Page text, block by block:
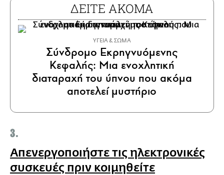
ΔΕΙΤΕ ΑΚΟΜΑ
ΥΓΕΙΑ & ΣΩΜΑ
Σύνδρομο Εκρηγνυόμενης
Κεφαλής: Μια ενοχλητική
διαταραχή του ύπνου που ακόμα
αποτελεί μυστήριο
3.
Απενεργοποιήστε τις ηλεκτρονικές
συσκευές πριν κοιμηθείτε